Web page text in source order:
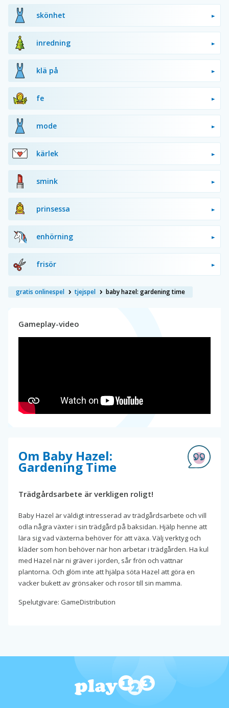
skönhet
inredning
klä på
fe
mode
kärlek
smink
prinsessa
enhörning
frisör
gratis onlinespel tjejspel baby hazel: gardening time
Gameplay-video
Om Baby Hazel:
Gardening Time
Trädgårdsarbete är verkligen roligt!
Baby Hazel är väldigt intresserad av trädgårdsarbete och vill
odla några växter i sin trädgård på baksidan. Hjälp henne att
lära sig vad växterna behöver för att växa. Välj verktyg och
kläder som hon behöver när hon arbetar i trädgården. Ha kul
med Hazel när ni gräver i jorden, sår frön och vattnar
plantorna. Och glöm inte att hjälpa söta Hazel att göra en
vacker bukett av grönsaker och rosor till sin mamma.
Spelutgivare: GameDistribution